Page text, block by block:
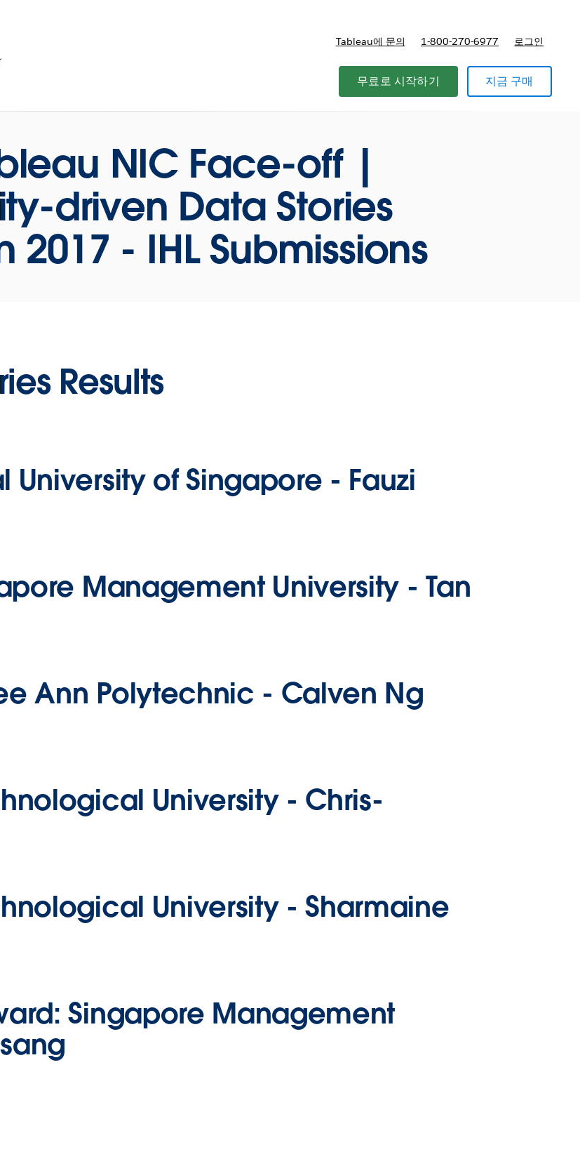
리소스sub-navigation for 계획 및 가격
Tableau에 문의 1-800-270-6977 로그인
무료로 시작하기 지금 구매
NIC Face-off |
driven Data Stories
- IHL Submissions
Results
University of Singapore - Fauzi
Management University -Tan
Ann Polytechnic - Calven Ng
University - Chris-
University -Sharmaine
Singapore Management